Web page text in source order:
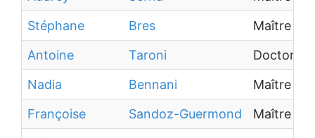
Stéphane
Bres
Maître de
Antoine
Taroni
Doctorant
Nadia
Bennani
Maître de
Françoise
Sandoz-Guermond
Maître de